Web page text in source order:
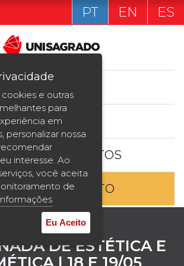
Graduação
graduação e MBA
Curta Duração
Vestibular
2ª Graduação
Transferência
Reingresso
sou estudande
ser estudante
PT EN ES
ESTUDE AQUI
E DESCONTOS
EM CONTATO
DE ESTÉTICA E
e outras
para
em
personalizar nossa
interesse. Ao
você aceita
de
Eu Aceito